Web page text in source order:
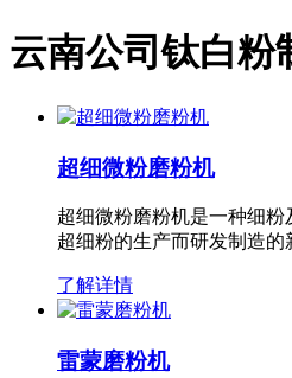
云南公司钛白粉
超细微粉磨粉机
超细微粉磨粉机是一种细
超细粉的生产而研发制造
了解详情
雷蒙磨粉机